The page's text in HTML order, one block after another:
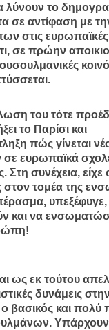
λύνουν το
σε αντίφαση με
στις ευρωπαϊκές
σε πρώην
του τότε
το Παρίσι και
πώς γίνεται
ευρωπαϊκά
Στη συνέχεια,
στον τομέα της
υπεξέφυγε,
και να
ως εκ τούτου
δυνάμεις
βασικός και πολύ
Υπάρχουν